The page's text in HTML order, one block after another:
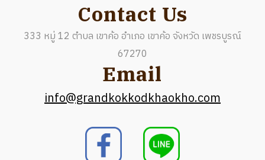
Contact Us
333 หมู่ 12 ตำบล เขาค้อ อำเภอ เขาค้อ จังหวัด เพชรบูรณ์
67270
Email
info@grandkokkodkhaokho.com